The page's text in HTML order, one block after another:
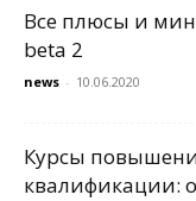
Все плюсы и
beta 2
news - 10.06.2020
Курсы
квалификации: